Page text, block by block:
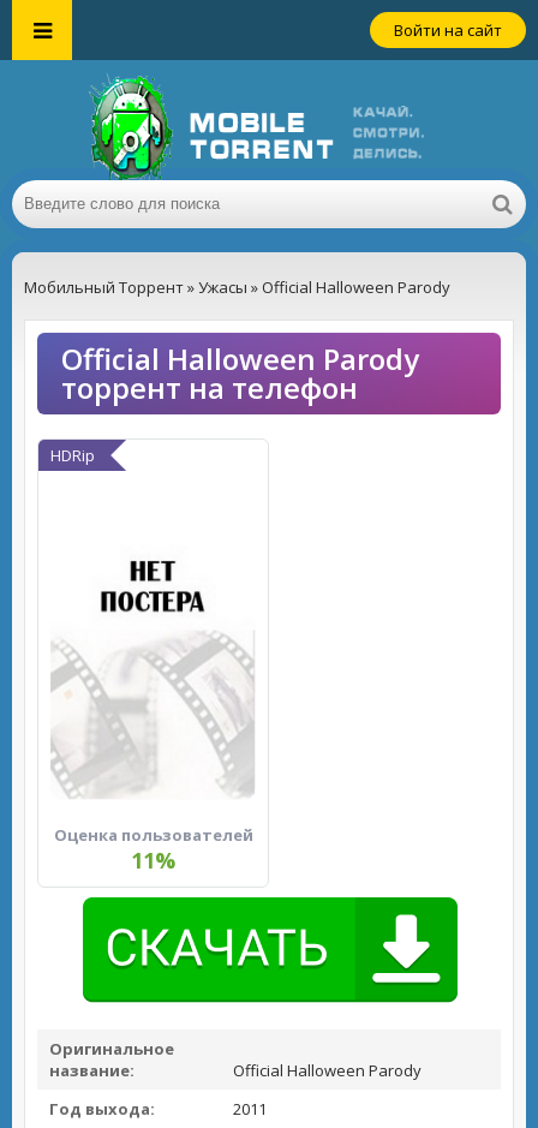
Войти на сайт
Мобильный Торрент»Ужасы » Official Halloween Parody
Official Halloween Parody
торрент на телефон
HDRip
Оценка пользователей
11%
Оригинальное
название:
Official Halloween Parody
Год выхода:
2011